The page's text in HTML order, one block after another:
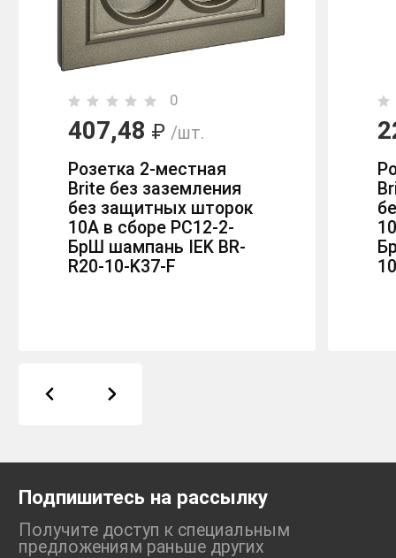
0
407,48 ₽ /шт.
Розетка 2-местная
Brite без заземления
без защитных шторок
10А в сборе РС12-2-
БрШ шампань IEK BR-
R20-10-K37-F
Подпишитесь на рассылку
Получите доступ к специальным
предложениям раньше других